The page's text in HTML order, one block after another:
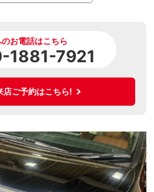
のお電話はこちら
1881-7921
店ご予約はこちら!